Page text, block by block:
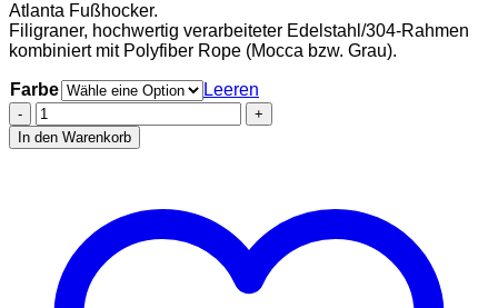
Atlanta Fußhocker.
Filigraner, hochwertig verarbeiteter Edelstahl/304-Rahmen
kombiniert mit Polyfiber Rope (Mocca bzw. Grau).
Farbe
Leeren
Atlanta
Fußhocker
Menge
In den Warenkorb